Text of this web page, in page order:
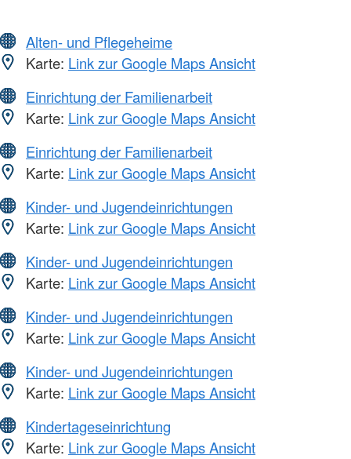
Alten- und Pflegeheime
Karte: Link zur Google Maps Ansicht
Einrichtung der Familienarbeit
Karte: Link zur Google Maps Ansicht
Einrichtung der Familienarbeit
Karte: Link zur Google Maps Ansicht
Kinder- und Jugendeinrichtungen
Karte: Link zur Google Maps Ansicht
Kinder- und Jugendeinrichtungen
Karte: Link zur Google Maps Ansicht
Kinder- und Jugendeinrichtungen
Karte: Link zur Google Maps Ansicht
Kinder- und Jugendeinrichtungen
Karte: Link zur Google Maps Ansicht
Kindertageseinrichtung
Karte: Link zur Google Maps Ansicht